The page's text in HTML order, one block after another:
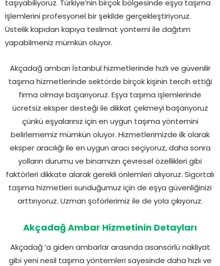
taşıyabiliyoruz. Türkiye’nin birçok bölgesinde eşya taşıma
işlemlerini profesyonel bir şekilde gerçekleştiriyoruz.
Üstelik kapıdan kapıya teslimat yöntemi ile dağıtım
yapabilmeniz mümkün oluyor.
Akçadağ ambarı İstanbul hizmetlerinde hızlı ve güvenilir
taşıma hizmetlerinde sektörde birçok kişinin tercih ettiği
firma olmayı başarıyoruz. Eşya taşıma işlemlerinde
ücretsiz eksper desteği ile dikkat çekmeyi başarıyoruz
çünkü eşyalarınız için en uygun taşıma yöntemini
belirlememiz mümkün oluyor. Hizmetlerimizde ilk olarak
eksper aracılığı ile en uygun aracı seçiyoruz, daha sonra
yolların durumu ve binamızın çevresel özellikleri gibi
faktörleri dikkate alarak gerekli önlemleri alıyoruz. Sigortalı
taşıma hizmetleri sunduğumuz için de eşya güvenliğinizi
arttırıyoruz. Uzman şoförlerimiz ile de yola çıkıyoruz.
Akçadağ Ambar Hizmetinin Detayları
Akçadağ ‘a giden ambarlar arasında asansörlü nakliyat
gibi yeni nesil taşıma yöntemleri sayesinde daha hızlı ve